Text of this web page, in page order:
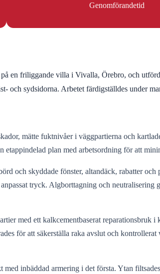
Genomförandetid
en friliggande villa i Vivalla, Örebro, och
och sydsidorna. Arbetet färdigställdes under
mätte fuktnivåer i väggpartierna och
plan med arbetsordning för att
och skyddade fönster, altandäck, rabatter
tryck. Algborttagning och
med ett kalkcementbaserat
för att säkerställa raka avslut och
med inbäddad armering i det första. Ytan